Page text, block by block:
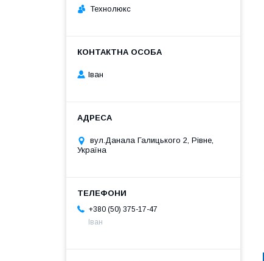
Технолюкс
Іван
вул.Данала Галицького 2, Рівне,
Україна
+380 (50) 375-17-47
Іван